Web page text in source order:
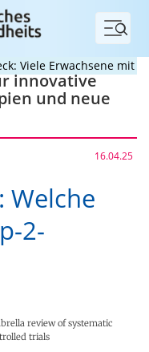
Menü
Erwachsene mit
innovative
und neue
16.04.25
Welche
2-
review of systematic
trials